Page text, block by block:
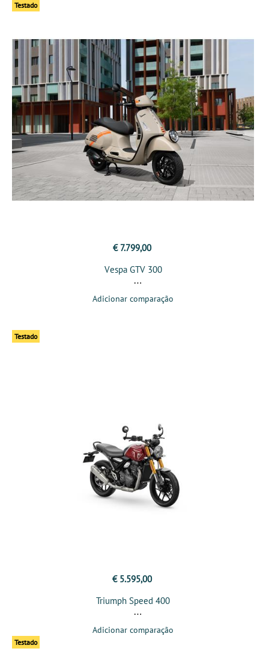
Testado
€ 7.799,00
Vespa GTV 300
Adicionar comparação
Testado
€ 5.595,00
Triumph Speed 400
Adicionar comparação
Testado